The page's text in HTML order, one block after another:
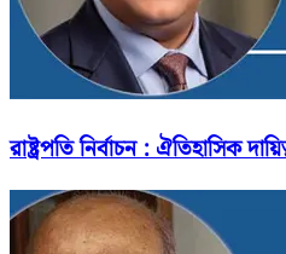
রাষ্ট্রপতি নির্বাচন : ঐতিহাসিক